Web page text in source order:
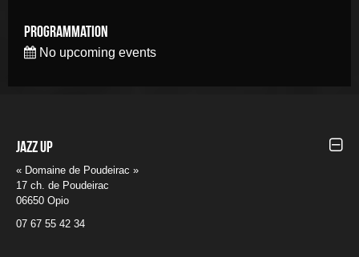
Programmation
No upcoming events
Jazz UP
« Domaine de Poudeirac »
17 ch. de Poudeirac
06650 Opio
07 67 55 42 34